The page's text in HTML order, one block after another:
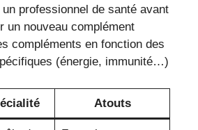
professionnel de santé avant
un nouveau complément
compléments en fonction des
(énergie, immunité…)
Atouts